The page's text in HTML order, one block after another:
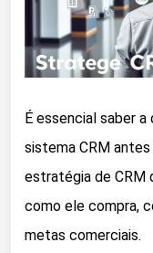
É essencial saber
sistema CRM
estratégia de CRM
como ele compra,
metas comerciais.